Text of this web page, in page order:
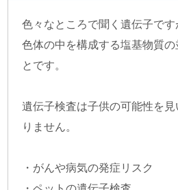
色々なところで聞く遺伝子で
色体の中を構成する塩基物質の
とです。
遺伝子検査は子供の可能性を
りません。
・がんや病気の発症リスク